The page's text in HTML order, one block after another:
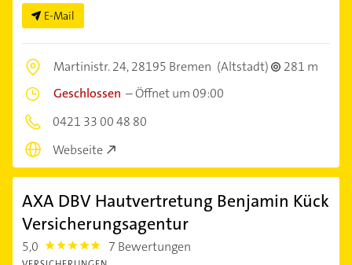
E-Mail
Martinistr. 24,28195 Bremen (Altstadt)
281 m
Geschlossen –Öffnet um 09:00
0421 33 00 48 80
Webseite
AXA DBV Hautvertretung Benjamin Kück
Versicherungsagentur
5,0 5.0 7 Bewertungen